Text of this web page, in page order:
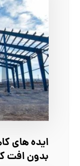
ایده‌ های
بدون افت